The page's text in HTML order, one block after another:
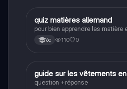
QAllemand
quiz matières allemand
pour bien apprendre les matière
6e 110 0
GAllemand
guide sur les vêtements
question +réponse